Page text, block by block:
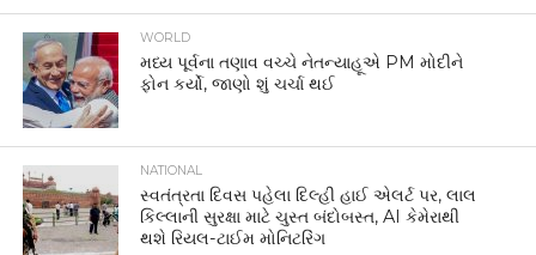
WORLD
મધ્ય પૂર્વના તણાવ વચ્ચે નેતન્યાહૂએ PM મોદીને
ફોન કર્યો, જાણો શું ચર્ચા થઈ
NATIONAL
સ્વતંત્રતા દિવસ પહેલા દિલ્હી હાઈ એલર્ટ પર, લાલ
કિલ્લાની સુરક્ષા માટે ચુસ્ત બંદોબસ્ત, AI કેમેરાથી
થશે રિયલ-ટાઈમ મોનિટરિંગ